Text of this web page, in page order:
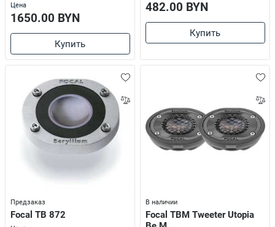
Цена
1650.00 BYN
Купить
482.00 BYN
Купить
Предзаказ
Focal TB 872
В наличии
Focal TBM Tweeter Utopia